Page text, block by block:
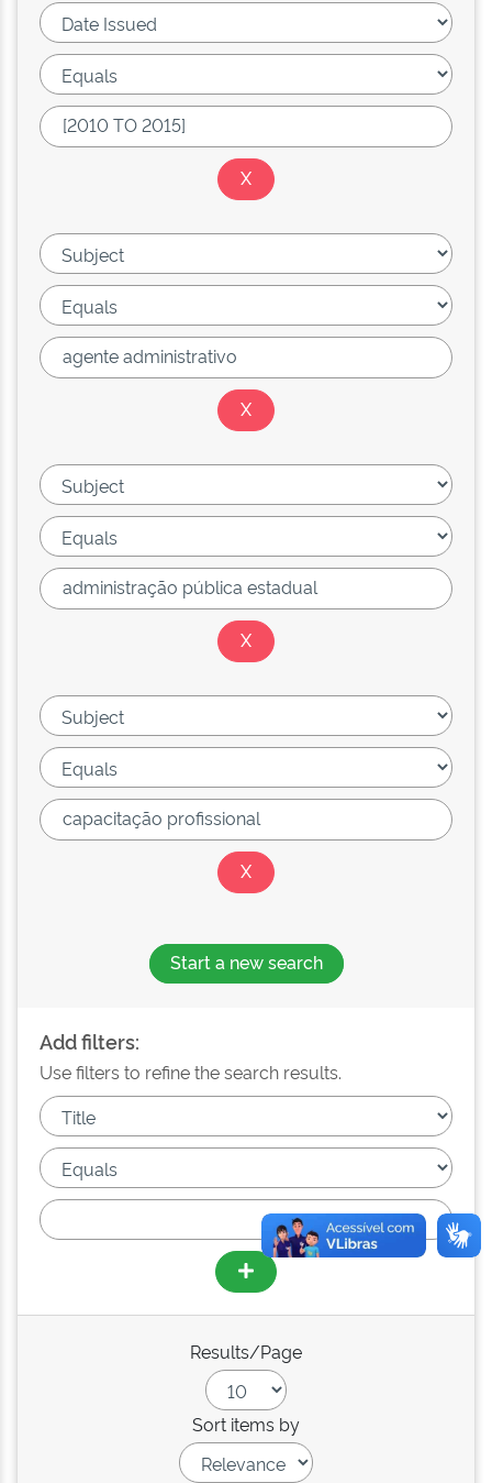
Start a new search
Add filters:
Use filters to refine the search results.
Results/Page
Sort items by